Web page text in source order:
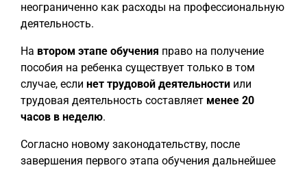
неограниченно как расходы на профессиональную
деятельность.
На втором этапе обучения право на получение
пособия на ребенка существует только в том
случае, если нет трудовой деятельности или
трудовая деятельность составляет менее 20
часов в неделю.
Согласно новому законодательству, после
завершения первого этапа обучения дальнейшее